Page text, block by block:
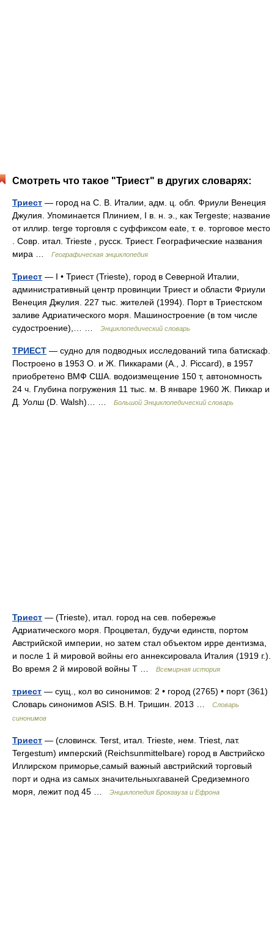
Смотреть что такое "Триест" в других словарях:
Триест — город на С. В. Италии, адм. ц. обл. Фриули Венеция
Джулия. Упоминается Плинием, I в. н. э., как Tergeste; название
от иллир. terge торговля с суффиксом eate, т. е. торговое место
. Совр. итал. Trieste , русск. Триест. Географические названия
мира …
Географическая энциклопедия
Триест — I • Триест (Trieste), город в Северной Италии,
административный центр провинции Триест и области Фриули
Венеция Джулия. 227 тыс. жителей (1994). Порт в Триестском
заливе Адриатического моря. Машиностроение (в том числе
судостроение),… …
Энциклопедический словарь
ТРИЕСТ — судно для подводных исследований типа батискаф.
Построено в 1953 О. и Ж. Пиккарами (A., J. Piccard), в 1957
приобретено ВМФ США. водоизмещение 150 т, автономность
24 ч. Глубина погружения 11 тыс. м. В январе 1960 Ж. Пиккар и
Д. Уолш (D. Walsh)… …
Большой Энциклопедический словарь
Триест — (Trieste), итал. город на сев. побережье
Адриатического моря. Процветал, будучи единств, портом
Австрийской империи, но затем стал объектом ирре дентизма,
и после 1 й мировой войны его аннексировала Италия (1919 г.).
Во время 2 й мировой войны Т …
Всемирная история
триест — сущ., кол во синонимов: 2 • город (2765) • порт (361)
Словарь синонимов ASIS. В.Н. Тришин. 2013 …
Словарь
синонимов
Триест — (словинск. Terst, итал. Trieste, нем. Triest, лат.
Tergestum) имперский (Reichsunmittelbare) город в Австрийско
Иллирском приморье,самый важный австрийский торговый
порт и одна из самых значительныхгаваней Средиземного
моря, лежит под 45 …
Энциклопедия Брокгауза и Ефрона